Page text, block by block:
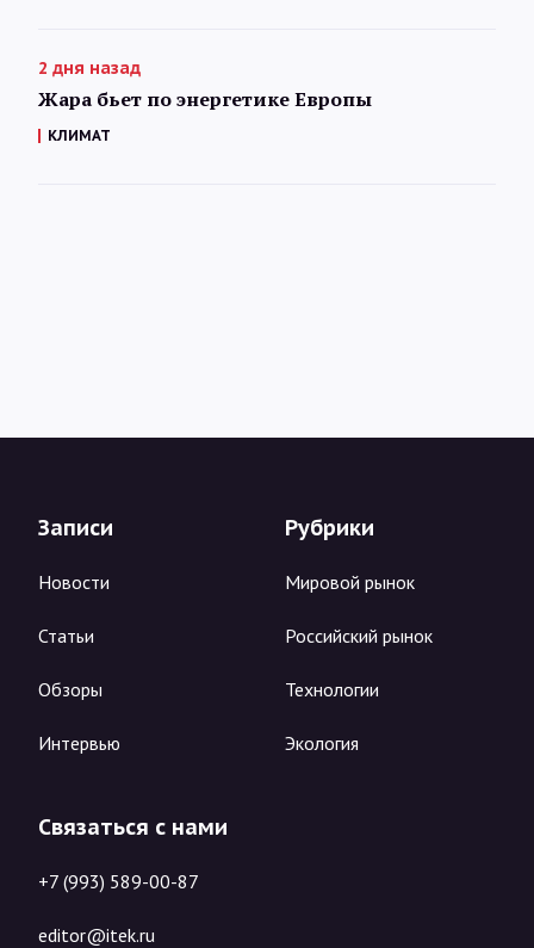
2 дня назад
Жара бьет по энергетике Европы
КЛИМАТ
Записи
Новости
Статьи
Обзоры
Интервью
Рубрики
Мировой рынок
Российский рынок
Технологии
Экология
Связаться с нами
+7 (993) 589-00-87
editor@itek.ru